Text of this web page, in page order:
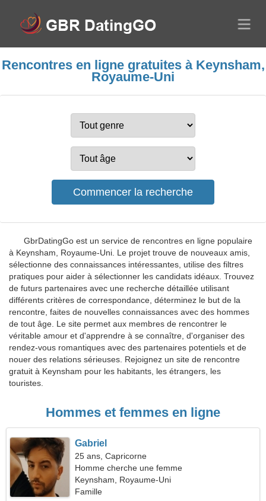
Rencontres en ligne gratuites à Keynsham,
Royaume-Uni
GbrDatingGo est un service de rencontres en ligne populaire
à Keynsham, Royaume-Uni. Le projet trouve de nouveaux amis,
sélectionne des connaissances intéressantes, utilise des filtres
pratiques pour aider à sélectionner les candidats idéaux. Trouvez
de futurs partenaires avec une recherche détaillée utilisant
différents critères de correspondance, déterminez le but de la
rencontre, faites de nouvelles connaissances avec des hommes
de tout âge. Le site permet aux membres de rencontrer le
véritable amour et d'apprendre à se connaître, d'organiser des
rendez-vous romantiques avec des partenaires potentiels et de
nouer des relations sérieuses. Rejoignez un site de rencontre
gratuit à Keynsham pour les habitants, les étrangers, les
touristes.
Hommes et femmes en ligne
Gabriel
25 ans, Capricorne
Homme cherche une femme
Keynsham, Royaume-Uni
Famille